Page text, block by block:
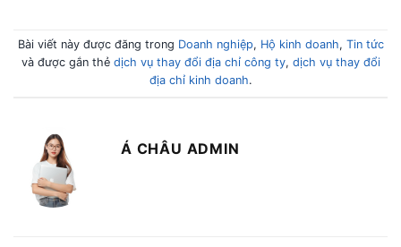
Bài viết này được đăng trong Doanh nghiệp, Hộ kinh doanh, Tin tức
và được gắn thẻ dịch vụ thay đổi địa chỉ công ty, dịch vụ thay đổi
địa chỉ kinh doanh.
Á CHÂU ADMIN